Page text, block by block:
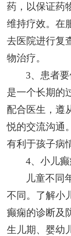
药，以保证药
维持疗效。在
去医院进行复
物治疗。
3、患者
是一个长期的
配合医生，遵
悦的交流沟通
有利于孩子病
4、小儿
儿童不同
不同。了解小
癫痫的诊断及
生儿期、婴幼